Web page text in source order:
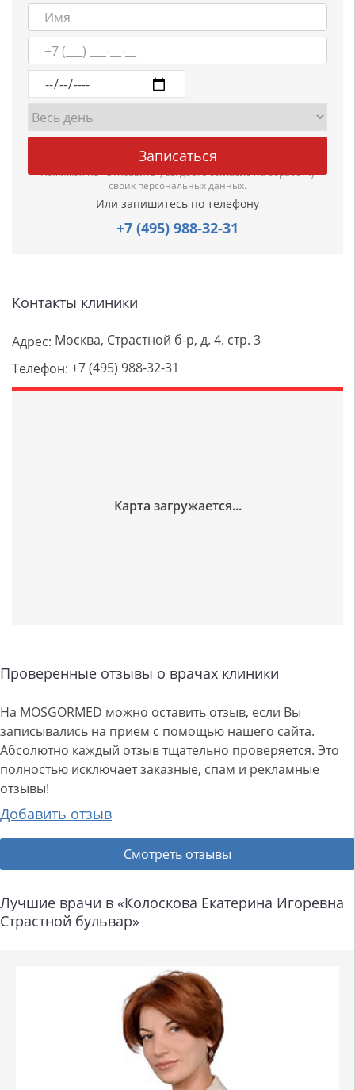
Нажимая на "Отправить", вы даетесогласиена обработку
своих персональных данных.
Или запишитесь по телефону
+7 (495) 988-32-31
Контакты клиники
Адрес: Москва, Страстной б-р, д. 4. стр. 3
Телефон: +7 (495) 988-32-31
Проверенные отзывы о врачах клиники
На MOSGORMED можно оставить отзыв, если Вы
записывались на прием с помощью нашего сайта.
Абсолютно каждый отзыв тщательно проверяется. Это
полностью исключает заказные, спам и рекламные
отзывы!
Добавить отзыв
Смотреть отзывы
Лучшие врачи в «Колоскова Екатерина Игоревна
Страстной бульвар»